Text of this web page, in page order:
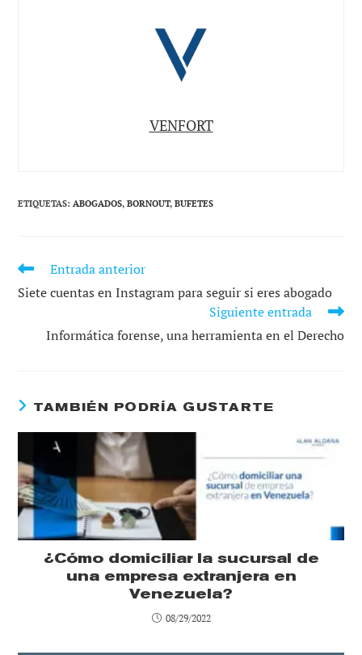
VENFORT
ETIQUETAS:ABOGADOS, BORNOUT, BUFETES
LEER
ARTÍCULOS
Entrada anterior
Siete cuentas en Instagram para seguir si eres abogado
Siguiente entrada
Informática forense, una herramienta en el Derecho
TAMBIÉN PODRÍA GUSTARTE
¿Cómo domiciliar la sucursal de
una empresa extranjera en
Venezuela?
08/29/2022